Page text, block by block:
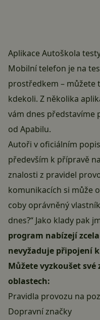
Aplikace Autoškola
Mobilní telefon je na
prostředkem – můžete
kdekoli. Z několika
vám dnes představíme
od Apabilu.
Autoři v oficiálním
především k přípravě
znalosti z pravidel
komunikacích si může
coby oprávněný
dnes?“ Jako klady pak
program nabízejí
nevyžaduje připojení
Můžete vyzkoušet
oblastech:
Pravidla provozu na
Dopravní značky